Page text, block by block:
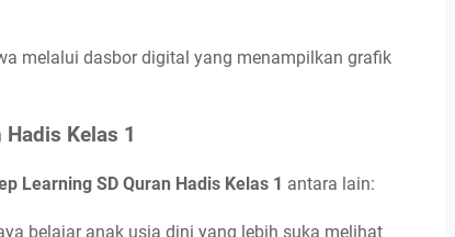
melalui dasbor digital yang menampilkan grafik
Kelas 1
Learning SD Quran Hadis Kelas 1 antara lain:
belajar anak usia dini yang lebih suka melihat